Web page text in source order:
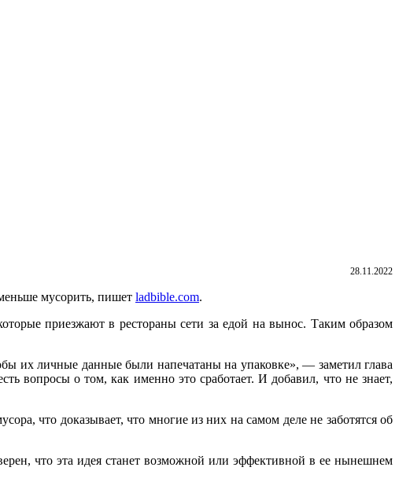
28.11.2022
мусорить, пишет ladbible.com.
приезжают в рестораны сети за едой на вынос. Таким образом
их личные данные были напечатаны на упаковке», — заметил глава
вопросы о том, как именно это сработает. И добавил, что не знает,
что доказывает, что многие из них на самом деле не заботятся об
что эта идея станет возможной или эффективной в ее нынешнем